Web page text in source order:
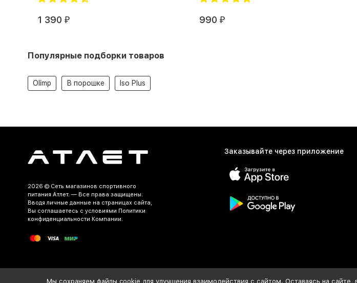
1 390 ₽ 990 ₽
Популярные подборки товаров
Olimp В порошке Iso Plus
2026 © Сеть магазинов спортивного
питания Атлет. — Все права защищены.
Вводя личные данные на страницах сайта,
Вы соглашаетесь c условиями Политики
конфиденциальности Компании.
Заказывайте через приложение
Мы сохраняем файлы cookie для улучшения взаимодействия с сайтом. Оставаясь на сайте,